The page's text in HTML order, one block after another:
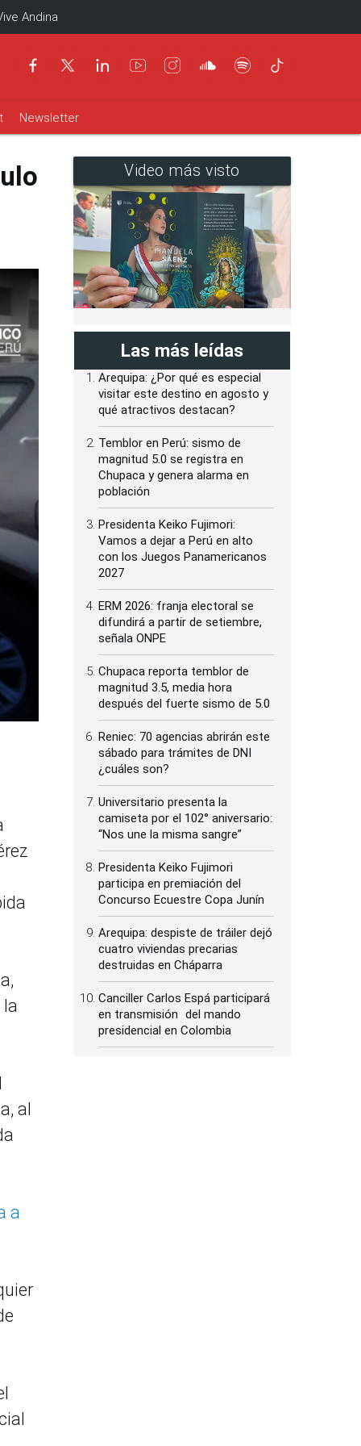
Andina
Newsletter
la
al
a
Video más visto
Las más leídas
Arequipa: ¿Por qué es especial
visitar este destino en agosto y
qué atractivos destacan?
Temblor en Perú: sismo de
magnitud 5.0 se registra en
Chupaca y genera alarma en
población
Presidenta Keiko Fujimori:
Vamos a dejar a Perú en alto
con los Juegos Panamericanos
2027
ERM 2026: franja electoral se
difundirá a partir de setiembre,
señala ONPE
Chupaca reporta temblor de
magnitud 3.5, media hora
después del fuerte sismo de 5.0
Reniec: 70 agencias abrirán este
sábado para trámites de DNI
¿cuáles son?
Universitario presenta la
camiseta por el 102° aniversario:
“Nos une la misma sangre”
Presidenta Keiko Fujimori
participa en premiación del
Concurso Ecuestre Copa Junín
Arequipa: despiste de tráiler dejó
cuatro viviendas precarias
destruidas en Cháparra
Canciller Carlos Espá participará
en transmisión del mando
presidencial en Colombia